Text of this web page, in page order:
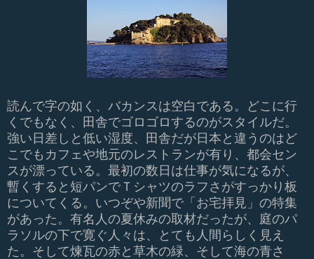
読んで字の如く、バカンスは空白である。どこに行
くでもなく、田舎でゴロゴロするのがスタイルだ。
強い日差しと低い湿度、田舎だが日本と違うのはど
こでもカフェや地元のレストランが有り、都会セン
スが漂っている。最初の数日は仕事が気になるが、
暫くすると短パンでＴシャツのラフさがすっかり板
についてくる。いつぞや新聞で「お宅拝見」の特集
があった。有名人の夏休みの取材だったが、庭のパ
ラソルの下で寛ぐ人々は、とても人間らしく見え
た。そして煉瓦の赤と草木の緑、そして海の青さ